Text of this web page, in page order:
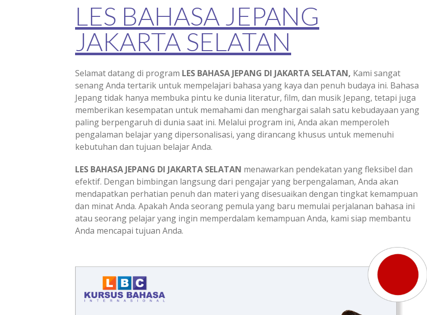
LES BAHASA JEPANG
JAKARTA SELATAN
Selamat datang di program LES BAHASA JEPANG DI JAKARTA SELATAN, Kami sangat
senang Anda tertarik untuk mempelajari bahasa yang kaya dan penuh budaya ini. Bahasa
Jepang tidak hanya membuka pintu ke dunia literatur, film, dan musik Jepang, tetapi juga
memberikan kesempatan untuk memahami dan menghargai salah satu kebudayaan yang
paling berpengaruh di dunia saat ini. Melalui program ini, Anda akan memperoleh
pengalaman belajar yang dipersonalisasi, yang dirancang khusus untuk memenuhi
kebutuhan dan tujuan belajar Anda.
LES BAHASA JEPANG DI JAKARTA SELATAN menawarkan pendekatan yang fleksibel dan
efektif. Dengan bimbingan langsung dari pengajar yang berpengalaman, Anda akan
mendapatkan perhatian penuh dan materi yang disesuaikan dengan tingkat kemampuan
dan minat Anda. Apakah Anda seorang pemula yang baru memulai perjalanan bahasa ini
atau seorang pelajar yang ingin memperdalam kemampuan Anda, kami siap membantu
Anda mencapai tujuan Anda.